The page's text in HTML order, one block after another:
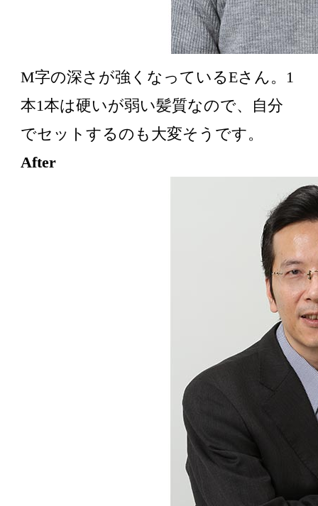
M字の深さが強くなっているEさん。1
本1本は硬いが弱い髪質なので、自分
でセットするのも大変そうです。
After